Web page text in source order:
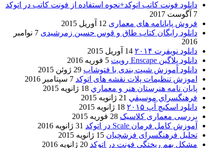
دانلود فونت کاتب اتوکد+نحوه استفاده از فونت کاتب در اتوکد
7 آگوست 2017
فروش پایانامه های معماری 12 آوریل 2015
دانلود رایگان کتاب طاق و قوس حسین زمرشیدی
7 نوامبر
2016
دانلود نویفرت ۲۰۱۴
14 آوریل 2015
دانلود پلاگین Enscape رویت
5 فوریه 2016
دانلود آموزش شیت بندی با فتوشاپ 29 ژوئن 2015
اموزش تنظیمات پلات نقشه های اتوکد 7 سپتامبر 2016
پایان نامه هنرستان هنر و معماري 18 ژانویه 2015
فرهنگسراي موسيقي 21 ژانویه 2015
دانلود اسکیچ آپ ۲۰۱۵
18 ژانویه 2015
بررسی معماری کلاسیک 28 فوریه 2015
آموزش کامل فرمان Scale در اتوکد
31 ژانویه 2016
تحلیل فرهنگسرای فرشچیان 15 ژانویه 2015
مشکل بهم ریختگی فونت در اتوکد 20 ژانویه 2016